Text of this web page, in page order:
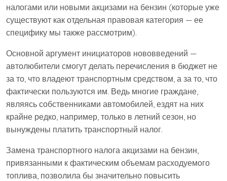
налогами или новыми акцизами на бензин (которые уже
существуют как отдельная правовая категория — ее
специфику мы также рассмотрим).
Основной аргумент инициаторов нововведений —
автолюбители смогут делать перечисления в бюджет не
за то, что владеют транспортным средством, а за то, что
фактически пользуются им. Ведь многие граждане,
являясь собственниками автомобилей, ездят на них
крайне редко, например, только в летний сезон, но
вынуждены платить транспортный налог.
Замена транспортного налога акцизами на бензин,
привязанными к фактическим объемам расходуемого
топлива, позволила бы значительно повысить